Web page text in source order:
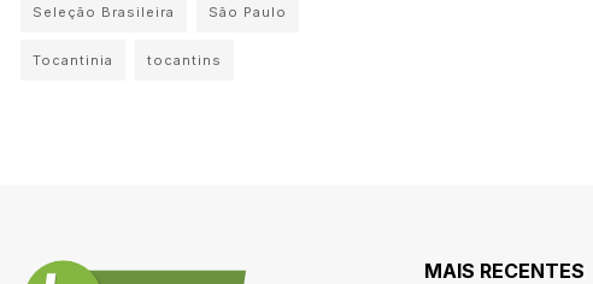
Seleção Brasileira São Paulo
Tocantinia tocantins
MAIS RECENTES